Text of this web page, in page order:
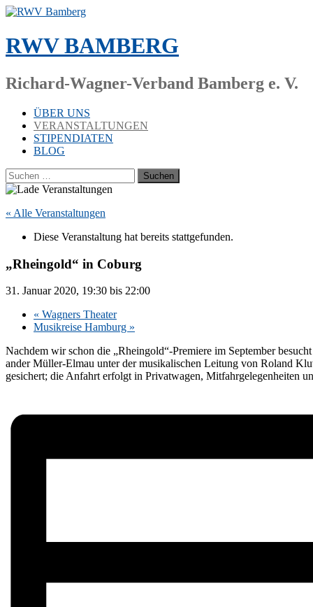
Zum
springen
RWV BAMBERG
Richard-Wagner-Verband Bamberg e. V.
ÜBER UNS
VERANSTALTUNGEN
STIPENDIATEN
BLOG
Suchen
nach:
« Alle Veranstaltungen
Die­se Ver­an­stal­tung hat be­reits stattgefunden.
„Rheingold“ in Coburg
31. Ja­nu­ar 2020, 19:30 bis 22:00
« Wag­ners Theater
Mu­sik­rei­se Ham­burg »
Nach­dem wir schon die „Rheingold“-Premiere im Sep­tem­ber
an­der Mül­­ler-El­­mau un­ter der mu­si­ka­li­schen Lei­tung von Ro­land
ge­si­chert; die An­fahrt er­folgt in Pri­vat­wa­gen, Mit­fahr­ge­le­gen­hei­ten